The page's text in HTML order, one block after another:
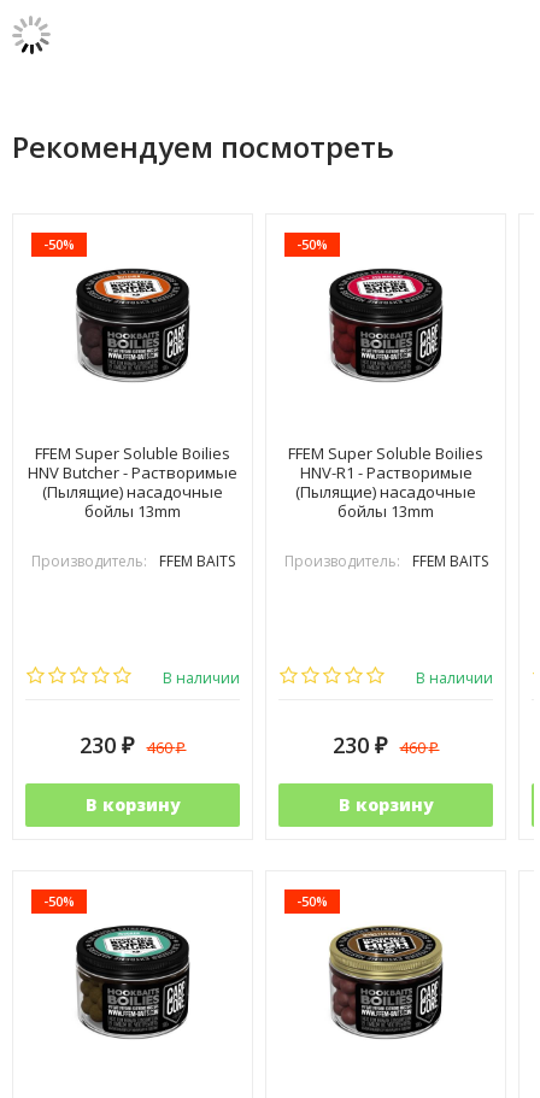
Рекомендуем посмотреть
-50%
FFEM Super Soluble Boilies
HNV Butcher - Растворимые
(Пылящие) насадочные
бойлы 13mm
Производитель: FFEM BAITS
В наличии
230 ₽ 460₽
В корзину
-50%
FFEM Super Soluble Boilies
HNV-R1 - Растворимые
(Пылящие) насадочные
бойлы 13mm
Производитель: FFEM BAITS
В наличии
230 ₽ 460₽
В корзину
-50% -50%